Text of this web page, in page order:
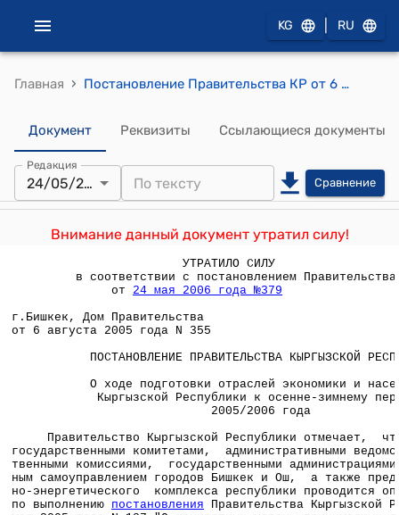
KG RU
Главная › Постановление Правительства КР от 6 августа 2005 года N 355 "О ходе подготовки отраслей экономики и населения Кыргызской Республики к осенне-зимнему периоду 2005/2006 года"
Документ Реквизиты Ссылающиеся документы
Редакция
24/05/2006 Сравнение
Внимание данный документ утратил силу!